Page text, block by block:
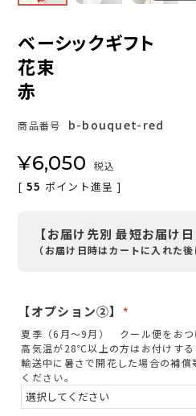
ベーシックギフト
花束
赤
商品番号 b-bouquet-red
¥6,050 税込
[ 55 ポイント進呈 ]
【お届け先別 最短お届け日
（お届け日時はカートに入れた後
【オプション②】
(
必
須
)
夏季（6月～9月） クール便をおつ
高気温が28℃以上の方はお付けする
輸送中に暑さで開花した場合の補
ください。